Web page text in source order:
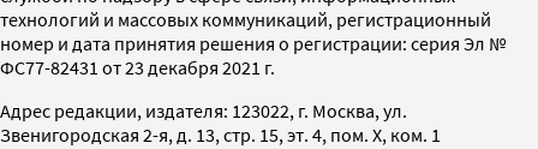
технологий и массовых коммуникаций, регистрационный
номер и дата принятия решения о регистрации: серия Эл №
ФС77-82431 от 23 декабря 2021 г.
Адрес редакции, издателя: 123022, г. Москва, ул.
Звенигородская 2-я, д. 13, стр. 15, эт. 4, пом. X, ком. 1